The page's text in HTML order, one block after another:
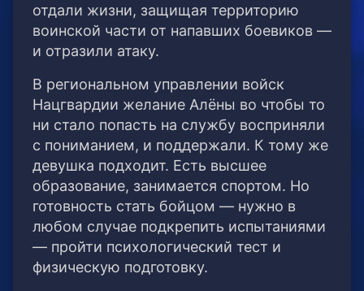
отдали жизни, защищая территорию
воинской части от напавших боевиков —
и отразили атаку.
В региональном управлении войск
Нацгвардии желание Алёны во чтобы то
ни стало попасть на службу восприняли
с пониманием, и поддержали. К тому же
девушка подходит. Есть высшее
образование, занимается спортом. Но
готовность стать бойцом — нужно в
любом случае подкрепить испытаниями
— пройти психологический тест и
физическую подготовку.